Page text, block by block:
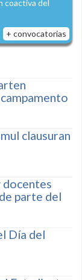
coactiva del
+ convocatorias
clausuran
docentes
parte del
Día del